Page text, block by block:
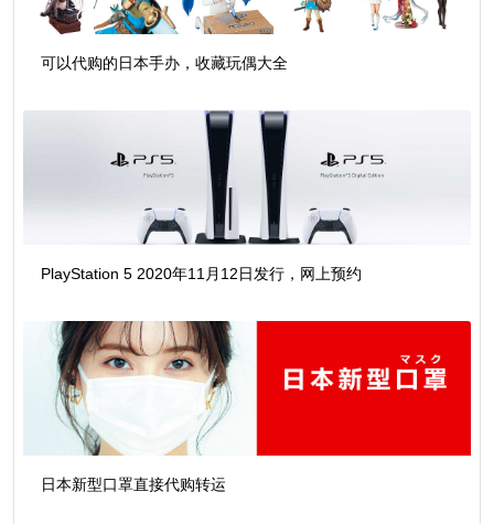
可以代购的日本手办，收藏玩偶大全
PlayStation 5 2020年11月12日发行，网上预约
日本新型口罩直接代购转运